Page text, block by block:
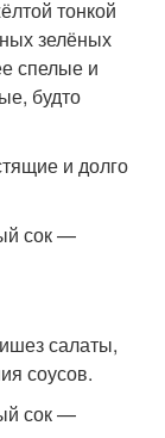
тонкой
зелёных
спелые и
будто
и долго
салаты,
соусов.